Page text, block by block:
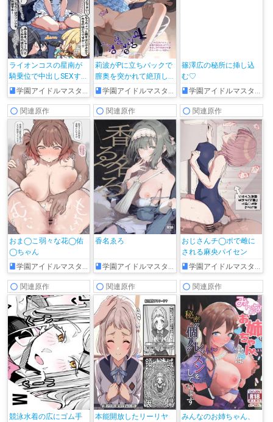
ライオンコスの星南が
騎乗位で中出しSEXする
♡学園アイドルマスター
莉波がPに立ちバックで
膣奥を突かれて絶頂し
ちゃう!!
学園アイドルマスター
篠澤広の秘所に挿し込
む♡
学園アイドルマスター
関連原作
おま◯こ弱々な花◯佑
◯ちゃん
学園アイドルマスター
関連原作
香名ゑろ
学園アイドルマスター
関連原作
おじさんチ◯ポで雌に
される麻央パイセン
学園アイドルマスター
関連原作
競泳水着の広にゴム手
関連原作
本能開放したリーリヤ
関連原作
みんなのお姉ちゃん、